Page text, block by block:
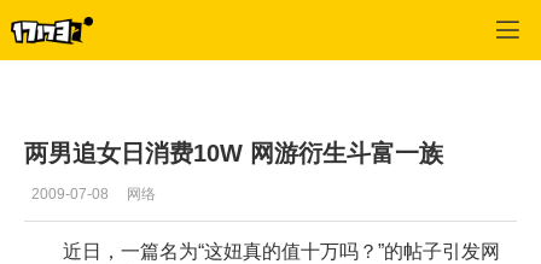
两男追女日消费10W 网游衍生斗富一族
2009-07-08 网络
近日，一篇名为“这妞真的值十万吗？”的帖子引发网